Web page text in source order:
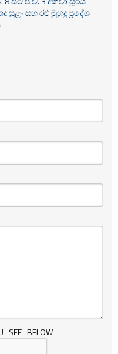
සුළං සහ රළු මුහුදු ප්‍රදේශ